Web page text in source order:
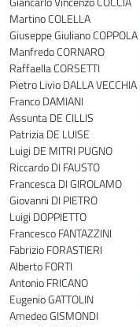
Martino COLELLA
Giuseppe Giuliano COPPOLA
Manfredo CORNARO
Raffaella CORSETTI
Pietro Livio DALLA VECCHIA
Franco DAMIANI
Assunta DE CILLIS
Patrizia DE LUISE
Luigi DE MITRI PUGNO
Riccardo DI FAUSTO
Francesca DI GIROLAMO
Giovanni DI PIETRO
Luigi DOPPIETTO
Francesco FANTAZZINI
Fabrizio FORASTIERI
Alberto FORTI
Antonio FRICANO
Eugenio GATTOLIN
Amedeo GISMONDI